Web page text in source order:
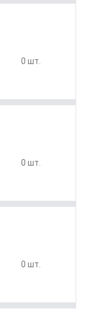
0 шт.
0 шт.
0 шт.